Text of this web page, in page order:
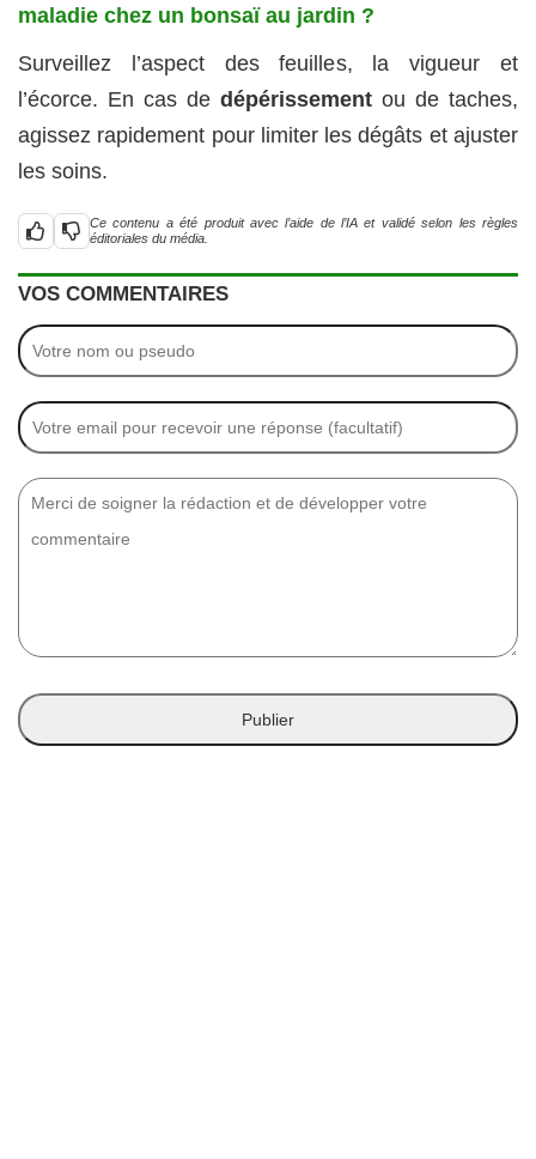
maladie chez un bonsaï au jardin ?
Surveillez l’aspect des feuilles, la vigueur et
l’écorce. En cas de dépérissement ou de taches,
agissez rapidement pour limiter les dégâts et ajuster
les soins.
Ce contenu a été produit avec l’aide de l’IA et validé selon les règles
éditoriales du média.
VOS COMMENTAIRES